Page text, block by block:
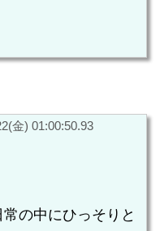
金) 01:00:50.93
の中にひっそりと